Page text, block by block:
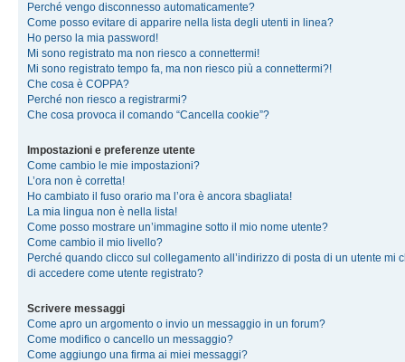
Perché vengo disconnesso automaticamente?
Come posso evitare di apparire nella lista degli utenti in linea?
Ho perso la mia password!
Mi sono registrato ma non riesco a connettermi!
Mi sono registrato tempo fa, ma non riesco più a connettermi?!
Che cosa è COPPA?
Perché non riesco a registrarmi?
Che cosa provoca il comando “Cancella cookie”?
Impostazioni e preferenze utente
Come cambio le mie impostazioni?
L’ora non è corretta!
Ho cambiato il fuso orario ma l’ora è ancora sbagliata!
La mia lingua non è nella lista!
Come posso mostrare un’immagine sotto il mio nome utente?
Come cambio il mio livello?
Perché quando clicco sul collegamento all’indirizzo di posta di un utente mi
di accedere come utente registrato?
Scrivere messaggi
Come apro un argomento o invio un messaggio in un forum?
Come modifico o cancello un messaggio?
Come aggiungo una firma ai miei messaggi?